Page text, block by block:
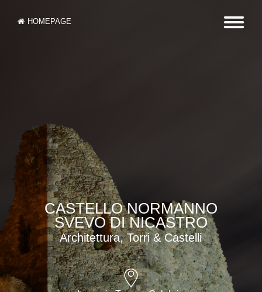
HOMEPAGE
CASTELLO NORMANNO
SVEVO DI NICASTRO
Architettura, Torri & Castelli